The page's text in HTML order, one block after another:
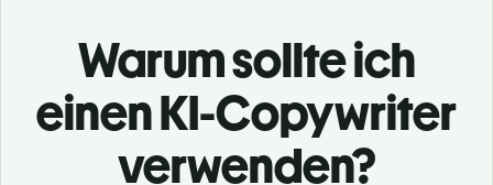
Warum sollte ich
einen KI-Copywriter
verwenden?